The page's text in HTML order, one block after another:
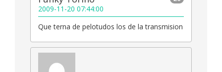
2009-11-20 07:44:00
Que terna de pelotudos los de la transmision